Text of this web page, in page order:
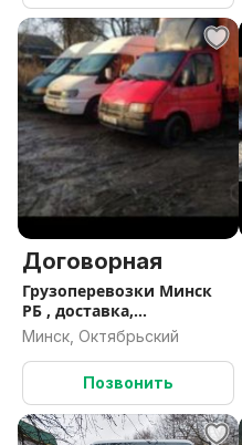
Договорная
Грузоперевозки Минск
РБ , доставка,
перемещение с
таможней и складов, ,
вывоз строй мусора
Минск, Октябрьский
Позвонить